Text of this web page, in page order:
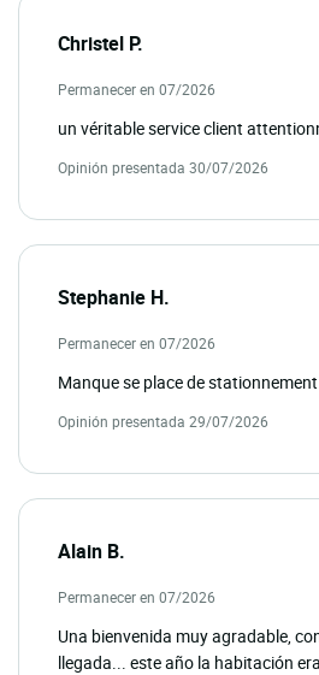
Christel P.
Permanecer en 07/2026
un véritable service client
Opinión presentada 30/07/2026
Stephanie H.
Permanecer en 07/2026
Manque se place de stationnement
Opinión presentada 29/07/2026
Alain B.
Permanecer en 07/2026
Una bienvenida muy agradable,
llegada... este año la habitación